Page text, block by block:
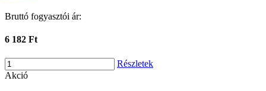
Bruttó fogyasztói ár:
6 182 Ft
Részletek
Akció